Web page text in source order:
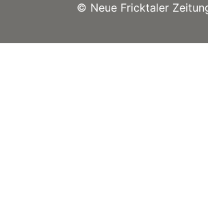
© Neue Fricktaler